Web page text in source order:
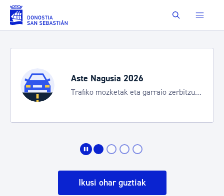
Eduki nagusira joan Buscar
Aste Nagusia 2026
Trafiko mozketak eta garraio zerbitzu
Ikusi ohar guztiak